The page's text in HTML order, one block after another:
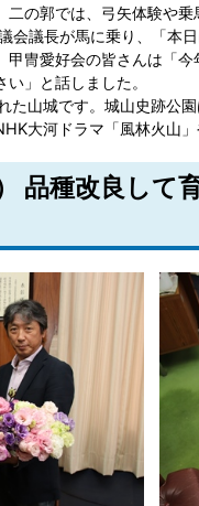
の郭では、弓矢体験や乗
会議長が馬に乗り、「本
甲冑愛好会の皆さんは「
」と話しました。
た山城です。城山史跡公
大河ドラマ「風林火山
品種改良して